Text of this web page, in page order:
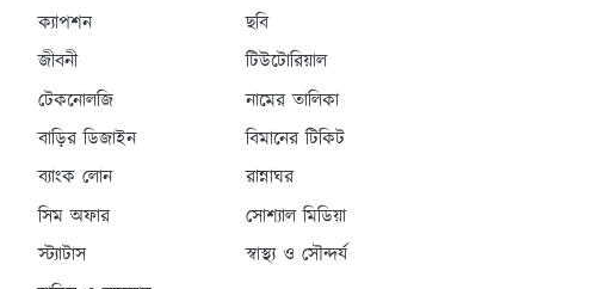
ক্যাপশন
ছবি
জীবনী
টিউটোরিয়াল
টেকনোলজি
নামের তালিকা
বাড়ির ডিজাইন
বিমানের টিকিট
ব্যাংক লোন
রান্নাঘর
সিম অফার
সোশ্যাল মিডিয়া
স্ট্যাটাস
স্বাস্থ্য ও সৌন্দর্য